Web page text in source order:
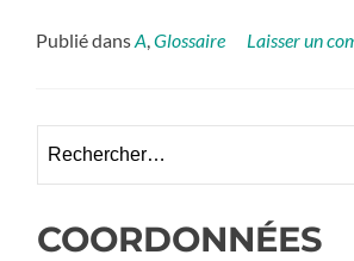
Publié dansA,Glossaire Laisser un
COORDONNÉES